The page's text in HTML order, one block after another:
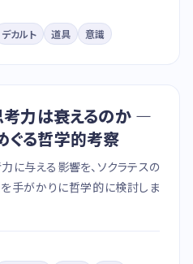
デカルト 道具 意識
力は衰えるのか —
ぐる哲学的考察
に与える影響を、ソクラテスの
手がかりに哲学的に検討しま